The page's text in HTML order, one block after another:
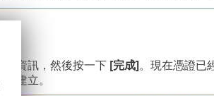
證資訊，然後按一下 [完成]。現在憑證已
建立。